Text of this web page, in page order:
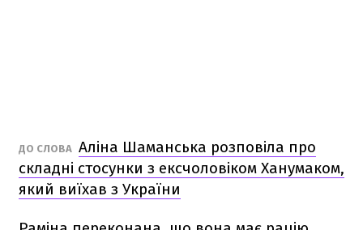
ДО СЛОВА Аліна Шаманська розповіла про
складні стосунки з ексчоловіком Ханумаком,
який виїхав з України